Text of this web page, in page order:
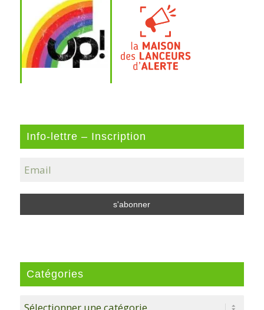
Info-lettre – Inscription
Catégories
Catégories